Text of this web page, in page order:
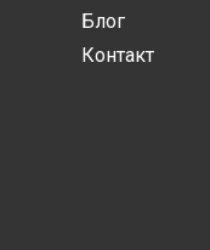
Блог
Контакт